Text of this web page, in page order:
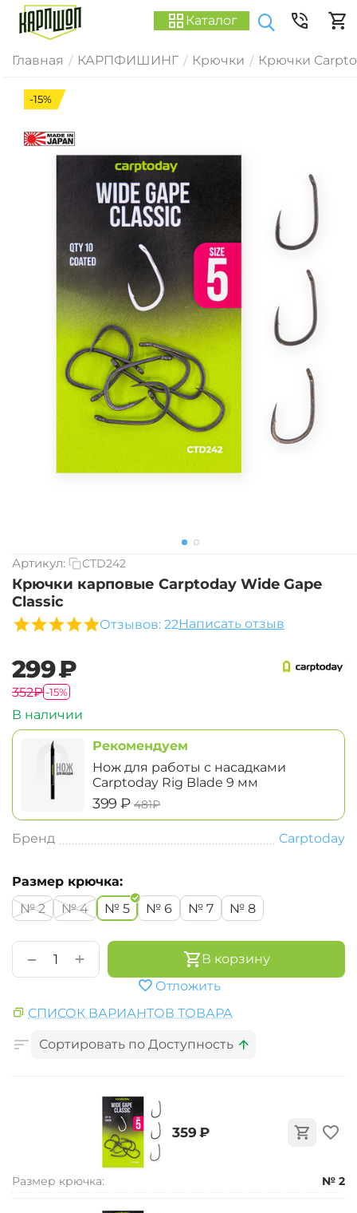
Каталог
Главная / КАРПФИШИНГ / Крючки / Крючки
-15%
Артикул: CTD242
Крючки карповые Carptoday Wide Gape
Classic
Отзывов: 22Написать отзыв
‍299‍₽
‍352‍₽-15%
В наличии
Рекомендуем
Нож для работы с насадками
Carptoday Rig Blade 9 мм
‍399‍ ₽ ‍481‍₽
Бренд Carptoday
Размер крючка:
№ 2
№ 4 № 5 № 6 № 7 № 8
+
−
В корзину
Отложить
СПИСОК ВАРИАНТОВ ТОВАРА
Сортировать по Доступность
‍359‍ ₽
Размер крючка: № 2